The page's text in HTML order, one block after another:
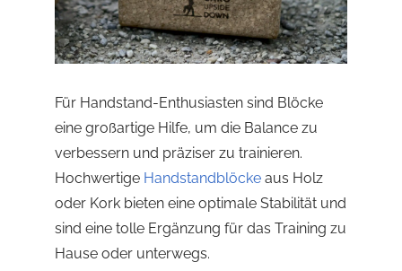
Für Handstand-Enthusiasten sind Blöcke
eine großartige Hilfe, um die Balance zu
verbessern und präziser zu trainieren.
Hochwertige Handstandblöckeaus Holz
oder Kork bieten eine optimale Stabilität und
sind eine tolle Ergänzung für das Training zu
Hause oder unterwegs.